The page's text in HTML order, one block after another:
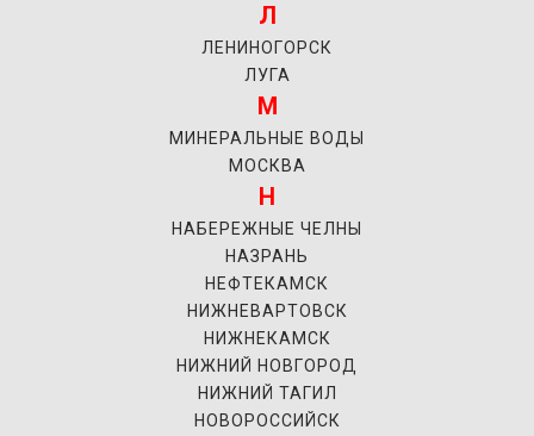
Л
ЛЕНИНОГОРСК
ЛУГА
М
МИНЕРАЛЬНЫЕ ВОДЫ
МОСКВА
Н
НАБЕРЕЖНЫЕ ЧЕЛНЫ
НАЗРАНЬ
НЕФТЕКАМСК
НИЖНЕВАРТОВСК
НИЖНЕКАМСК
НИЖНИЙ НОВГОРОД
НИЖНИЙ ТАГИЛ
НОВОРОССИЙСК